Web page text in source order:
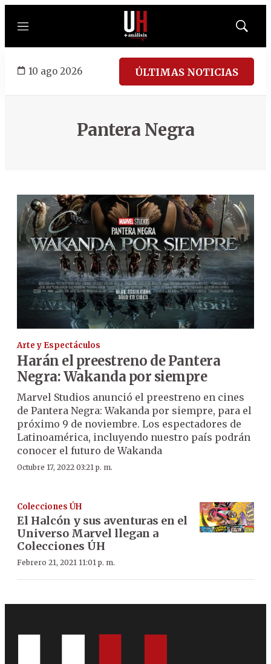
Menú
Mostrar
10 ago 2026 ÚLTIMAS NOTICIAS
Pantera Negra
Arte y Espectáculos
Harán el preestreno de Pantera
Negra: Wakanda por siempre
Marvel Studios anunció el preestreno en cines
de Pantera Negra: Wakanda por siempre, para el
próximo 9 de noviembre. Los espectadores de
Latinoamérica, incluyendo nuestro país podrán
conocer el futuro de Wakanda
Octubre 17, 2022 03:21 p. m.
Colecciones ÚH
El Halcón y sus aventuras en el
Universo Marvel llegan a
Colecciones ÚH
Febrero 21, 2021 11:01 p. m.